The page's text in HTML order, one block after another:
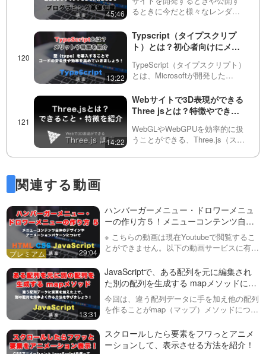
45:46
るときに今だと様々なレンダリ
ことはあるけど、よく分からな
いというかたの為に以下につい
て今回は話しています
MPA（Multi Page Appl…
13:22
Typscript（タイプスクリプ
ト）とは？初心者向けにメリ
TypeScript（タイプスクリプト）
とは、Microsoftが開発した
（superset）です。TypeScriptは
JavaScriptの機能をすべて含みつ
つ…
14:22
Webサイトで3D表現ができる
Three jsとは？特徴やできる
WebGLやWebGPUを効率的に扱
うことができる、Three.js（スリ
ています。ライティング
関連する動画
29:04
ハンバーガーメニュー・ドロワーメニュ
ーの作り方５！メニューコンテンツ自体
のアニメーションについてパターンを紹
介！（全５回）
※ こちらの動画は現在Youtubeで閲覧するこ
とができません。以下の動画サービスに有料
です。https://factory-programming-mv.c…
13:31
JavaScriptで、ある配列を元に編集され
た別の配列を生成する mapメソッドにつ
いて解説！
今回は、違う配列データに手を加え他の配列
を作ることがmap（マップ）メソッドについ
mapを使用するとどういった結果を得ること
ができるのか？を一緒に見ていきまし…
スクロールしたら要素をフワっとアニメ
ーションして、表示させる方法を紹介！